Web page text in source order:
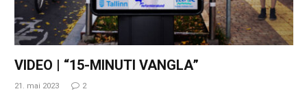
VIDEO | “15-MINUTI VANGLA”
21. mai 2023 2